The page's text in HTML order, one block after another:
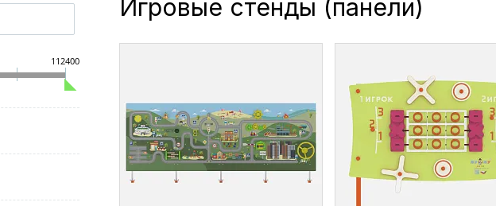
112400
Игровые стенды (панели)